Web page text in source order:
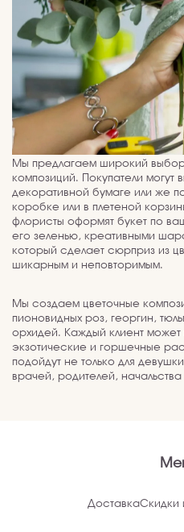
Мы предлагаем широкий выбор
композиций. Покупатели могут
декоративной бумаге или же
коробке или в плетеной
флористы оформят букет по
его зеленью, креативными
который сделает сюрприз из
шикарным и неповторимым.
Мы создаем цветочные
пионовидных роз, георгин,
орхидей. Каждый клиент может
экзотические и горшечные
подойдут не только для
врачей, родителей,
ДоставкаСкидки